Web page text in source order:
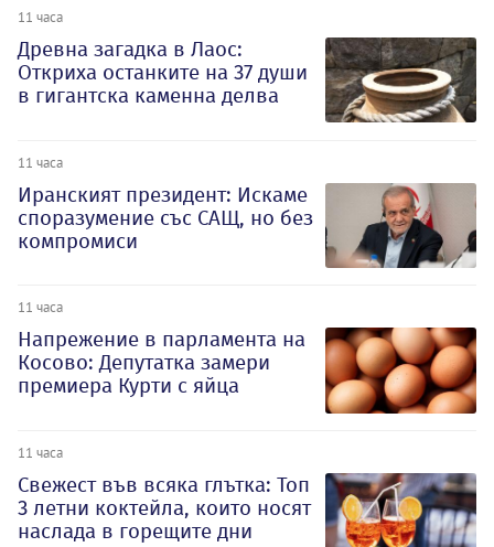
11 часа
Древна загадка в Лаос:
Откриха останките на 37 души
в гигантска каменна делва
11 часа
Иранският президент: Искаме
споразумение със САЩ, но без
компромиси
11 часа
Напрежение в парламента на
Косово: Депутатка замери
премиера Курти с яйца
11 часа
Свежест във всяка глътка: Топ
3 летни коктейла, които носят
наслада в горещите дни